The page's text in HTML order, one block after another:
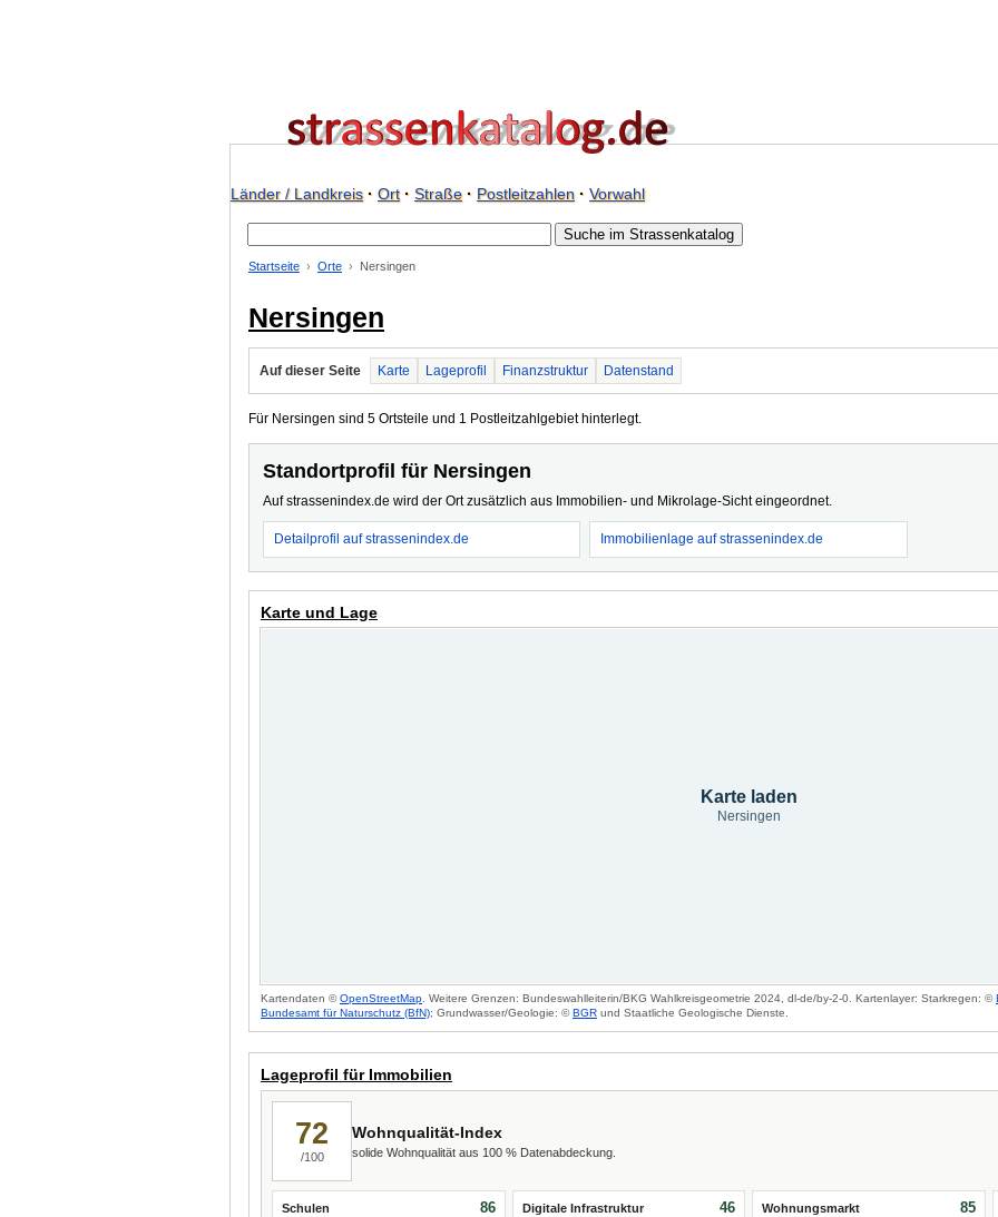
Länder / Landkreis· Ort· Straße· Postleitzahlen· Vorwahl
Startseite Orte Nersingen
Nersingen
Auf dieser Seite Karte Lageprofil Finanzstruktur Datenstand
Für Nersingen sind 5 Ortsteile und 1 Postleitzahlgebiet hinterlegt.
Standortprofil für Nersingen
Auf strassenindex.de wird der Ort zusätzlich aus Immobilien- und Mikrolage-Sicht eingeordnet.
Detailprofil auf strassenindex.de Immobilienlage auf strassenindex.de
Karte und Lage
Karte laden
Nersingen
Kartendaten ©OpenStreetMap . Weitere Grenzen: Bundeswahlleiterin/BKG Wahlkreisgeometrie 2024, dl-de/by-2-0. Kartenlayer: Starkregen: ©
Bundesamt für Naturschutz (BfN); Grundwasser/Geologie: ©BGR und Staatliche Geologische Dienste.
Lageprofil für Immobilien
72
/100
Wohnqualität-Index
solide Wohnqualität aus 100 % Datenabdeckung.
Schulen 86 Digitale Infrastruktur 46 Wohnungsmarkt 85